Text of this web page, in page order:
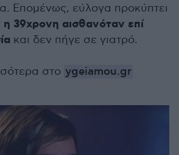
Επομένως, εύλογα προκύπτει
39χρονη αισθανόταν επί
και δεν πήγε σε γιατρό.
στο ygeiamou.gr